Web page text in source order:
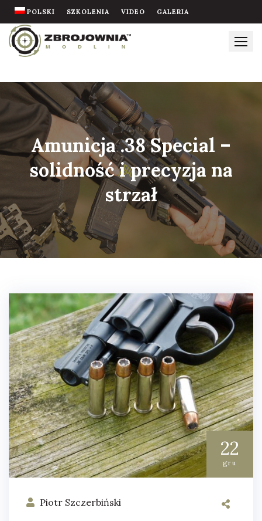
Skip
to
content
POLSKI SZKOLENIA VIDEO GALERIA
Amunicja .38 Special –
solidność i precyzja na
strzał
Piotr Szczerbiński
22
gru